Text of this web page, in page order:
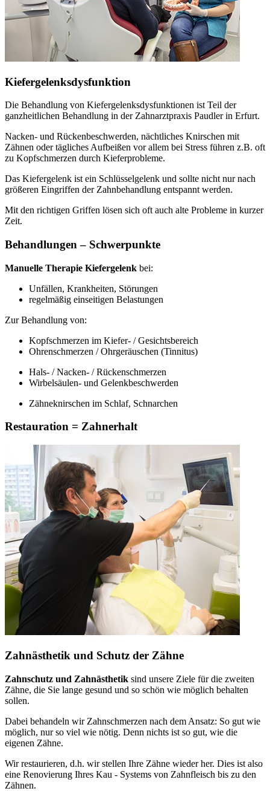
Kiefergelenksdysfunktion
Die Behandlung von Kiefergelenksdysfunktionen ist Teil der
ganzheitlichen Behandlung in der Zahnarztpraxis Paudler in Erfurt.
Nacken- und Rückenbeschwerden, nächtliches Knirschen mit
Zähnen oder tägliches Aufbeißen vor allem bei Stress führen z.B. oft
zu Kopfschmerzen durch Kieferprobleme.
Das Kiefergelenk ist ein Schlüsselgelenk und sollte nicht nur nach
größeren Eingriffen der Zahnbehandlung entspannt werden.
Mit den richtigen Griffen lösen sich oft auch alte Probleme in kurzer
Zeit.
Behandlungen – Schwerpunkte
Manuelle Therapie Kiefergelenk bei:
Unfällen, Krankheiten, Störungen
regelmäßig einseitigen Belastungen
Zur Behandlung von:
Kopfschmerzen im Kiefer- / Gesichtsbereich
Ohrenschmerzen / Ohrgeräuschen (Tinnitus)
Hals- / Nacken- / Rückenschmerzen
Wirbelsäulen- und Gelenkbeschwerden
Zähneknirschen im Schlaf, Schnarchen
Restauration = Zahnerhalt
Zahnästhetik und Schutz der Zähne
Zahnschutz und Zahnästhetik sind unsere Ziele für die zweiten
Zähne, die Sie lange gesund und so schön wie möglich behalten
sollen.
Dabei behandeln wir Zahnschmerzen nach dem Ansatz: So gut wie
möglich, nur so viel wie nötig. Denn nichts ist so gut, wie die
eigenen Zähne.
Wir restaurieren, d.h. wir stellen Ihre Zähne wieder her. Dies ist also
eine Renovierung Ihres Kau - Systems von Zahnfleisch bis zu den
Zähnen.